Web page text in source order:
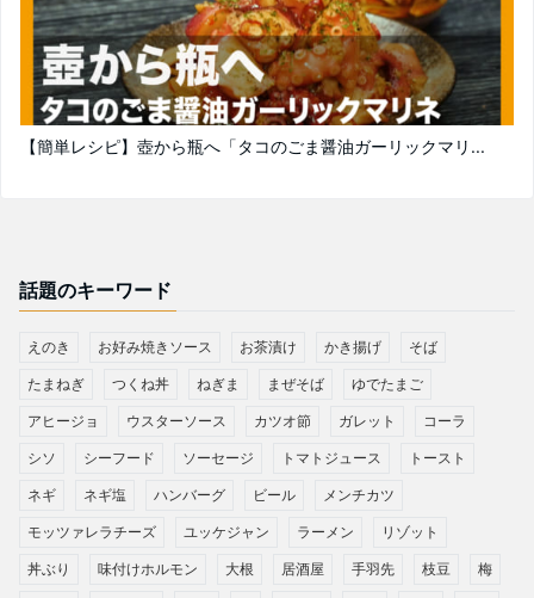
【簡単レシピ】壺から瓶へ「タコのごま醤油ガーリックマリ...
話題のキーワード
えのき お好み焼きソース お茶漬け かき揚げ そば
たまねぎ つくね丼 ねぎま まぜそば ゆでたまご
アヒージョ ウスターソース カツオ節 ガレット コーラ
シソ シーフード ソーセージ トマトジュース トースト
ネギ ネギ塩 ハンバーグ ビール メンチカツ
モッツァレラチーズ ユッケジャン ラーメン リゾット
丼ぶり 味付けホルモン 大根 居酒屋 手羽先 枝豆 梅